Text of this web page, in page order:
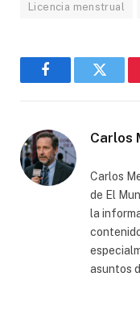
Licencia menstrual
FacebookGorjeo
Carlos
Carlos
de El
la
asuntos